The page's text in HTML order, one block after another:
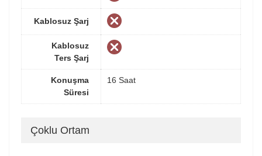
Kablosuz Şarj
Kablosuz
Ters Şarj
Konuşma
Süresi
16 Saat
Çoklu Ortam